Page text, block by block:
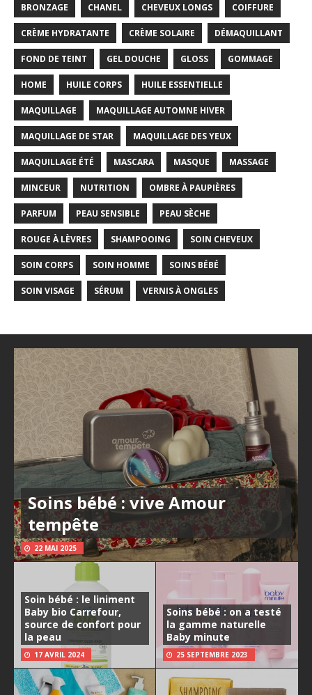
BRONZAGE CHANEL CHEVEUX LONGS COIFFURE
CRÈME HYDRATANTE CRÈME SOLAIRE DÉMAQUILLANT
FOND DE TEINT GEL DOUCHE GLOSS GOMMAGE
HOME HUILE CORPS HUILE ESSENTIELLE
MAQUILLAGE MAQUILLAGE AUTOMNE HIVER
MAQUILLAGE DE STAR MAQUILLAGE DES YEUX
MAQUILLAGE ÉTÉ MASCARA MASQUE MASSAGE
MINCEUR NUTRITION OMBRE À PAUPIÈRES
PARFUM PEAU SENSIBLE PEAU SÈCHE
ROUGE À LÈVRES SHAMPOOING SOIN CHEVEUX
SOIN CORPS SOIN HOMME SOINS BÉBÉ
SOIN VISAGE SÉRUM VERNIS À ONGLES
Soins bébé : vive Amour
tempête
22 MAI 2025
Soin bébé : le liniment
Baby bio Carrefour,
source de confort pour
la peau
17 AVRIL 2024
Soins bébé : on a testé
la gamme naturelle
Baby minute
25 SEPTEMBRE 2023